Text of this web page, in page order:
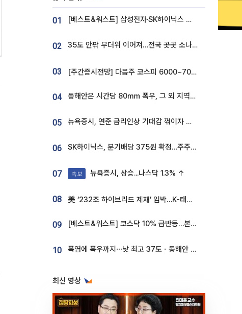
01 [베스트&워스트] 삼성전자·SK하이닉스 밀린 한 주…상상인증권은 85% 급등
02 35도 안팎 무더위 이어져…전국 곳곳 소나기 [오늘 날씨]
03 [주간증시전망] 다음주 코스피 6000~7000⋯“外人 수급은 정책이 변수”
04 동해안은 시간당 80㎜ 폭우, 그 외 지역은 폭염…‘극과 극 날씨’
05 뉴욕증시, 연준 금리인상 기대감 꺾이자 상승...S&P500 사상 최고치 [종합]
06 SK하이닉스, 분기배당 375원 확정…주주환원책 9월로 앞당겨 발표
07 속보 뉴욕증시, 상승...나스닥 1.3% ↑
08 美 ‘232조 하이브리드 제재’ 임박…K-태양광, 불확실성 털고 날개 다나
09 [베스트&워스트] 코스닥 10% 급반등…본느, 최대주주 변경 기대에 270% 폭등
10 폭염에 폭우까지⋯낮 최고 37도ㆍ동해안 강한 비 [날씨]
최신 영상